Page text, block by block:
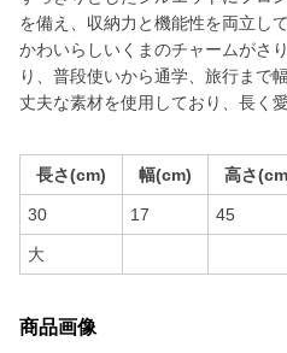
を備え、収納力と機能性を両立して
かわいらしいくまのチャームがさ
り、普段使いから通学、旅行まで
丈夫な素材を使用しており、長く
長さ(cm) 幅(cm) 高さ
30 17 45
大
商品画像